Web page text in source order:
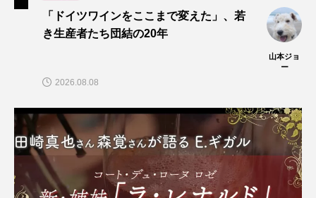
「ドイツワインをここまで変えた」、若
き生産者たち団結の20年
山本ジョ
ー
2026.08.08